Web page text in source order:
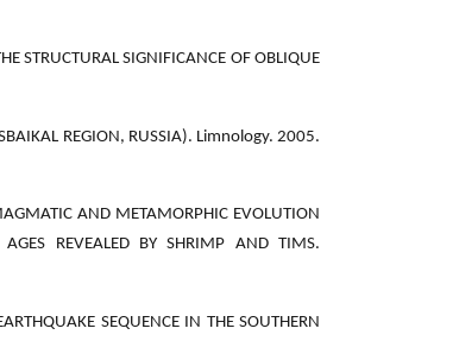
STRUCTURAL SIGNIFICANCE OF OBLIQUE
REGION, RUSSIA). Limnology. 2005.
AND METAMORPHIC EVOLUTION
AGES REVEALED BY SHRIMP AND TIMS.
SEQUENCE IN THE SOUTHERN